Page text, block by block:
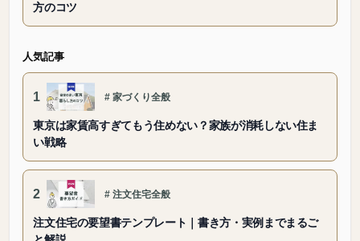
方のコツ
人気記事
1 #家づくり全般
東京は家賃高すぎてもう住めない？家族が消耗しない住ま
い戦略
2 #注文住宅全般
注文住宅の要望書テンプレート｜書き方・実例までまるご